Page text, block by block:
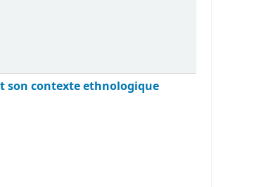
son contexte ethnologique